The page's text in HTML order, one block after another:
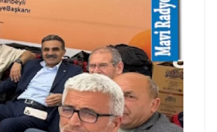
CANLI RADYO TV
CANLI RADYO TV YAYINLARIMIZI
BURADAN İZLEYEBİLİRSİNİZ.
2025-02-01 12:09:11